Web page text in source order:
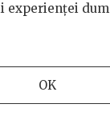
experienței
OK